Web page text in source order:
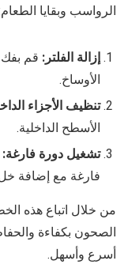
الرواسب وبقايا
إزالة الفلتر: قم بفك
الأوساخ.
تنظيف الأجزاء
الأسطح الداخلية.
تشغيل دورة فارغة:
فارغة مع إضافة
من خلال اتباع هذه
الصحون بكفاءة
أسرع وأسهل.